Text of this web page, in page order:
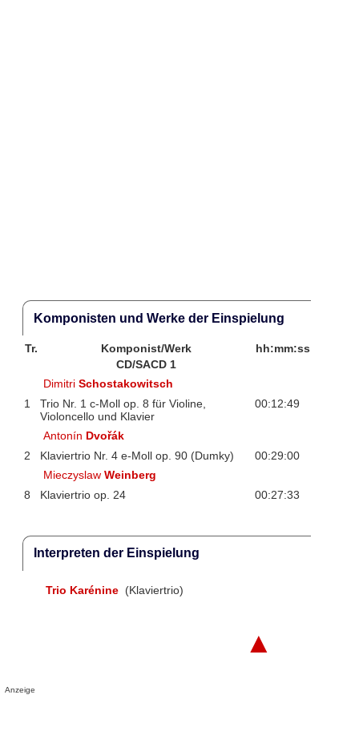
Komponisten und Werke der Einspielung
Tr. Komponist/Werk
hh:mm:ss
CD/SACD 1
DimitriSchostakowitsch
1
Trio Nr. 1 c-Moll op. 8 für Violine,
Violoncello und Klavier
00:12:49
Antonín Dvořák
2
Klaviertrio Nr. 4 e-Moll op. 90 (Dumky)
00:29:00
MieczyslawWeinberg
8
Klaviertrio op. 24 00:27:33
Interpreten der Einspielung
Trio Karénine (Klaviertrio)
▲
Anzeige